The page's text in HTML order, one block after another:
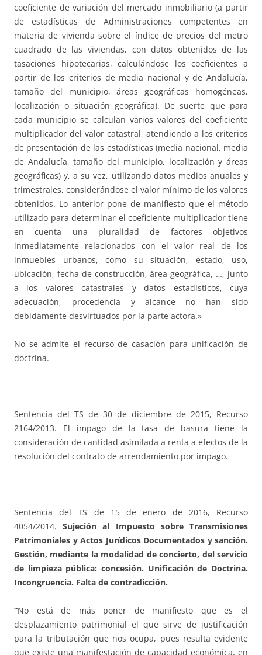
coeficiente de variación del mercado inmobiliario (a partir
de estadísticas de Administraciones competentes en
materia de vivienda sobre el índice de precios del metro
cuadrado de las viviendas, con datos obtenidos de las
tasaciones hipotecarias, calculándose los coeficientes a
partir de los criterios de media nacional y de Andalucía,
tamaño del municipio, áreas geográficas homogéneas,
localización o situación geográfica). De suerte que para
cada municipio se calculan varios valores del coeficiente
multiplicador del valor catastral, atendiendo a los criterios
de presentación de las estadísticas (media nacional, media
de Andalucía, tamaño del municipio, localización y áreas
geográficas) y, a su vez, utilizando datos medios anuales y
trimestrales, considerándose el valor mínimo de los valores
obtenidos. Lo anterior pone de manifiesto que el método
utilizado para determinar el coeficiente multiplicador tiene
en cuenta una pluralidad de factores objetivos
inmediatamente relacionados con el valor real de los
inmuebles urbanos, como su situación, estado, uso,
ubicación, fecha de construcción, área geográfica, …, junto
a los valores catastrales y datos estadísticos, cuya
adecuación, procedencia y alcance no han sido
debidamente desvirtuados por la parte actora.»
No se admite el recurso de casación para unificación de
doctrina.
Sentencia del TS de 30 de diciembre de 2015, Recurso
2164/2013. El impago de la tasa de basura tiene la
consideración de cantidad asimilada a renta a efectos de la
resolución del contrato de arrendamiento por impago.
Sentencia del TS de 15 de enero de 2016, Recurso
4054/2014.Sujeción al Impuesto sobre Transmisiones
Patrimoniales y Actos Jurídicos Documentados y sanción.
Gestión, mediante la modalidad de concierto, del servicio
de limpieza pública: concesión. Unificación de Doctrina.
Incongruencia. Falta de contradicción.
“No está de más poner de manifiesto que es el
desplazamiento patrimonial el que sirve de justificación
para la tributación que nos ocupa, pues resulta evidente
que existe una manifestación de capacidad económica, en